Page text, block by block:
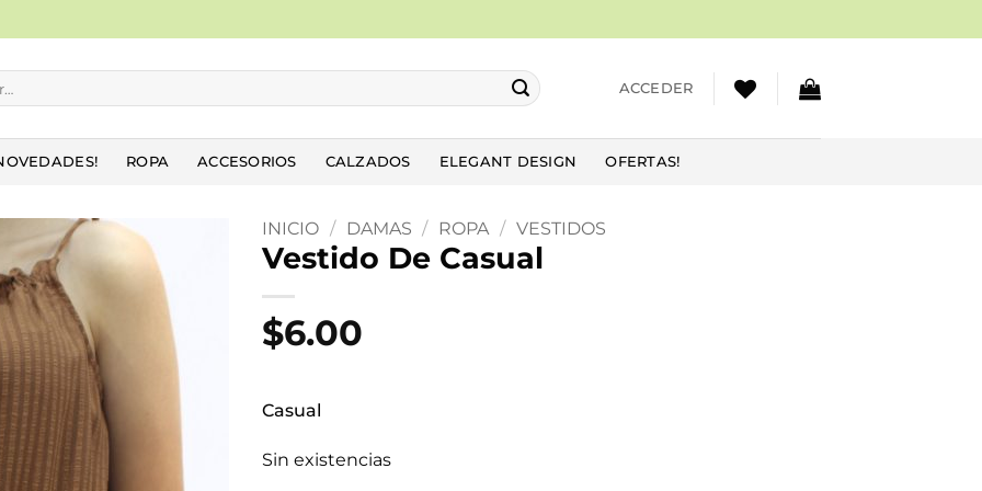
ACCEDER
ROPA ACCESORIOS CALZADOS ELEGANT DESIGN OFERTAS!
Añadir
lista
de
deseos
INICIO / DAMAS / ROPA / VESTIDOS
Vestido De Casual
$6.00
Casual
Sin existencias